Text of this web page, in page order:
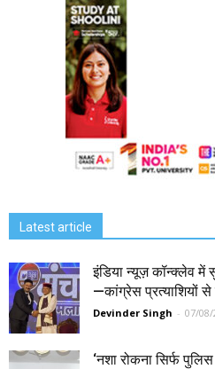
Latest article
इंडिया न्यूज़ कॉन्क्लेव
—कांग्रेस प्रत्याशियों से
Devinder Singh - 07/08/
‘नशा रोकना सिर्फ